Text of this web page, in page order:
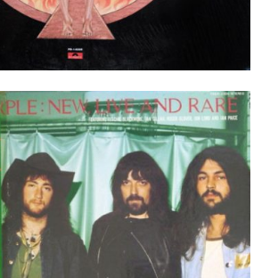
– New, Live And Rare LP- JAPAN
Pressing+OBI Shrink!
Détails